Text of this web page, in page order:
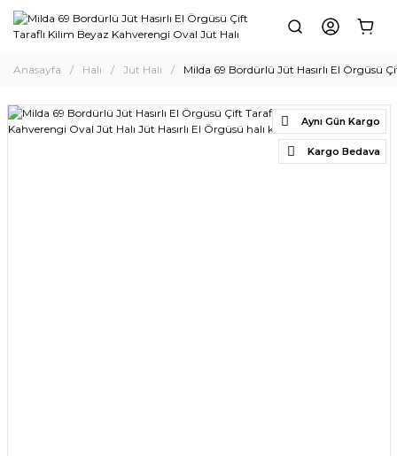
Anasayfa Halı Jüt Halı Milda 69 Bordürlü Jüt Hasırlı El Örgüsü
Aynı Gün Kargo
Kargo Bedava